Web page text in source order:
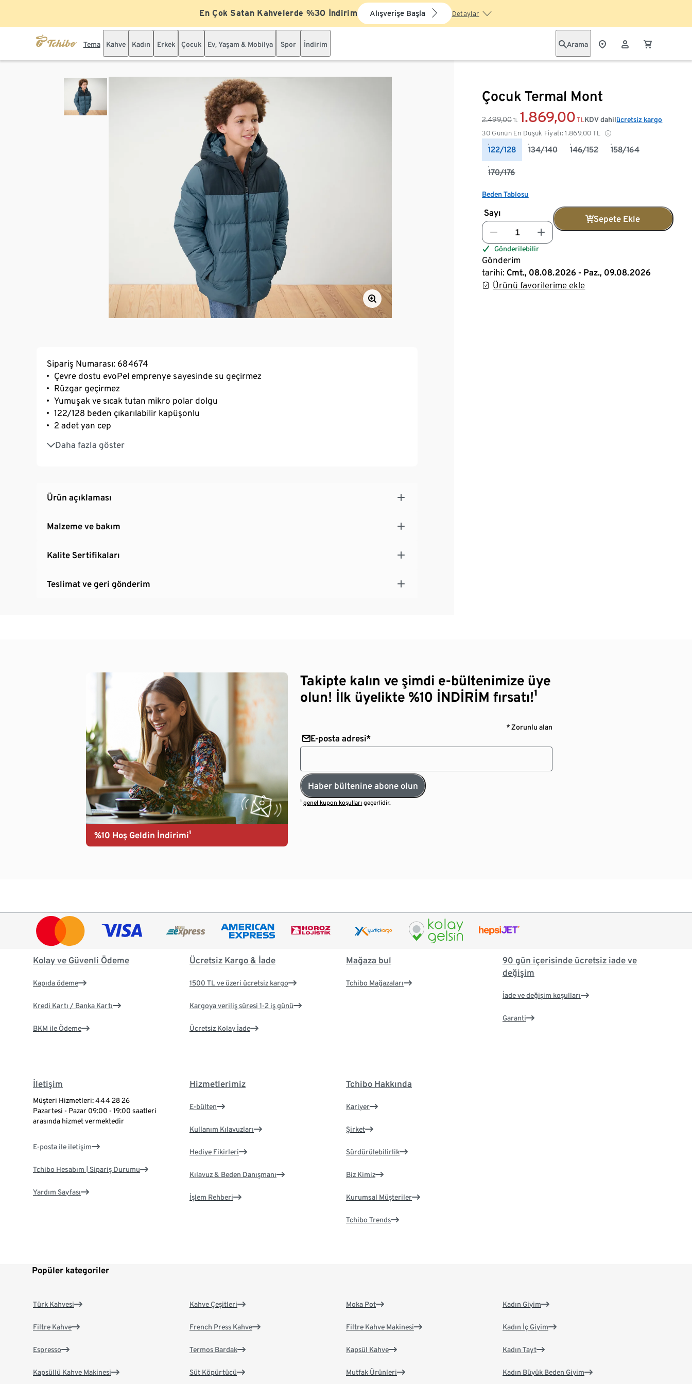
En Çok Satan Kahvelerde %30 İndirim Alışverişe Başla Detaylar
Tema Kahve Kadın Erkek Çocuk Ev, Yaşam & Mobilya Spor İndirim Arama
Çocuk Termal Mont
2.499,00 TL 1.869,00 TL
30 Günün En Düşük Fiyatı: 1.869,00 TL
KDV dahilücretsiz kargo
122/128 134/140 146/152 158/164
170/176
Beden Tablosu
Sayı
Sepete Ekle
Gönderilebilir
Gönderim
tarihi: Cmt., 08.08.2026 - Paz., 09.08.2026
Ürünü favorilerime ekle
Sipariş Numarası: 684674
Çevre dostu evoPel emprenye sayesinde su geçirmez
Rüzgar geçirmez
Yumuşak ve sıcak tutan mikro polar dolgu
122/128 beden çıkarılabilir kapüşonlu
2 adet yan cep
Daha fazla göster
Yumuşak ribanalı bilek kısımları
122/128 ve 134/140 bedenlerde yazılabilir isimlik
Ürün açıklaması
Malzeme ve bakım
Kalite Sertifikaları
Teslimat ve geri gönderim
%10 Hoş Geldin İndirimi¹
Takipte kalın ve şimdi e-bültenimize üye
olun! İlk üyelikte %10 İNDİRİM fırsatı!¹
* Zorunlu alan
E-posta adresi*
Haber bültenine abone olun
¹genel kupon koşulları geçerlidir.
Kolay ve Güvenli Ödeme
Kapıda ödeme
Kredi Kartı / Banka Kartı
BKM ile Ödeme
Ücretsiz Kargo & İade
1500 TL ve üzeri ücretsiz kargo
Kargoya veriliş süresi 1-2 iş günü
Ücretsiz Kolay İade
Mağaza bul
Tchibo Mağazaları
90 gün içerisinde ücretsiz iade ve
değişim
İade ve değişim koşulları
Garanti
İletişim
Müşteri Hizmetleri: 444 28 26
Pazartesi - Pazar 09:00 - 19:00 saatleri
arasında hizmet vermektedir
E-posta ile iletişim
Tchibo Hesabım | Sipariş Durumu
Yardım Sayfası
Hizmetlerimiz
E-bülten
Kullanım Kılavuzları
Hediye Fikirleri
Kılavuz & Beden Danışmanı
İşlem Rehberi
Tchibo Hakkında
Kariyer
Şirket
Sürdürülebilirlik
Biz Kimiz
Kurumsal Müşteriler
Tchibo Trends
Popüler kategoriler
Türk Kahvesi
Filtre Kahve
Espresso
Kapsüllü Kahve Makinesi
Kahve Çeşitleri
French Press Kahve
Termos Bardak
Süt Köpürtücü
Moka Pot
Filtre Kahve Makinesi
Kapsül Kahve
Mutfak Ürünleri
Kadın Giyim
Kadın İç Giyim
Kadın Tayt
Kadın Büyük Beden Giyim